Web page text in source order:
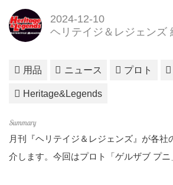
2024-12-10
ヘリテイジ＆レジェンズ
用品 ニュース プロト
Heritage&Legends
月刊『ヘリテイジ＆レジェンズ』が各社
介します。今回はプロト「ゲルザブ プニ